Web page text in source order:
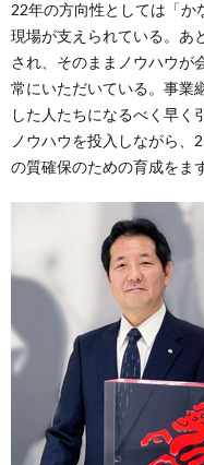
22年の方向性としては「か
現場が支えられている。あ
され、そのままノウハウが
常にいただいている。事業
した人たちになるべく早く
ノウハウを投入しながら
の質確保のための育成をま